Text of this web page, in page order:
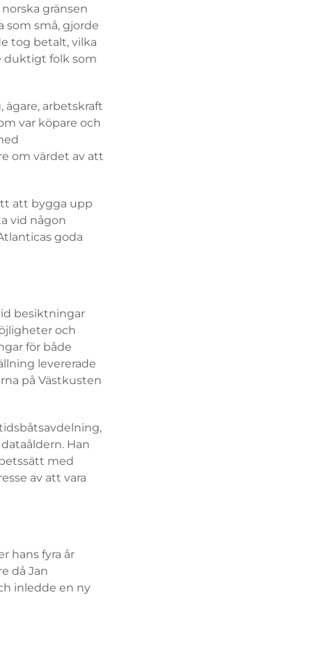
gränsen
som små, gjorde
tog betalt, vilka
duktigt folk som
arbetskraft
var köpare och
om värdet av att
att bygga upp
vid någon
goda
besiktningar
och
för både
levererade
på Västkusten
Han
med
av att vara
hans fyra år
då Jan
inledde en ny